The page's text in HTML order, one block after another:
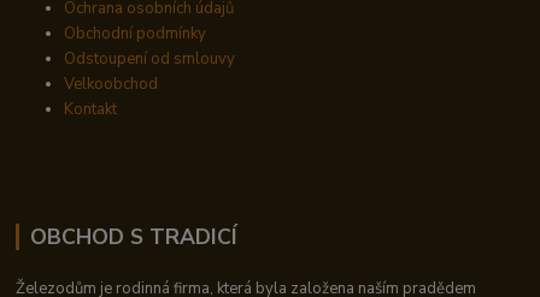
Ochrana osobních údajů
Obchodní podmínky
Odstoupení od smlouvy
Velkoobchod
Kontakt
OBCHOD S TRADICÍ
Železodům je rodinná firma, která byla založena naším pradědem